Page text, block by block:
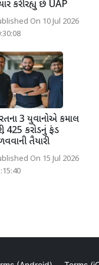
કરી રહ્યું છે UAP
On 10 Jul 2026
3 યુવાનોએ કમાલ
425 કરોડનું ફંડ
તૈયારી
On 15 Jul 2026